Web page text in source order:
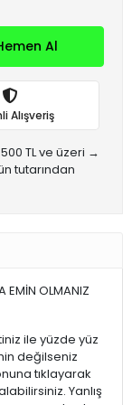
Al
Alışveriş
TL ve üzeri →
tutarından
EMİN OLMANIZ
ile yüzde yüz
değilseniz
tıklayarak
Yanlış